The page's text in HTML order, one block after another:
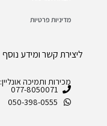
מדיניות פרטיות
ליצירת קשר ומידע נוסף
מכירות ותמיכה אונליין:
077-8050071
050-398-0555